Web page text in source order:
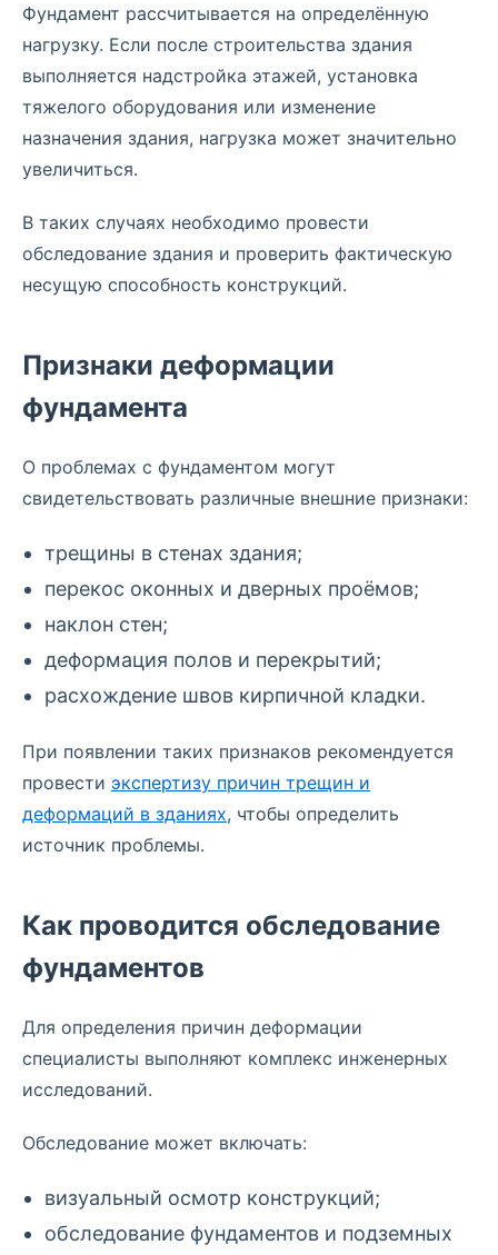
Фундамент рассчитывается на определённую
нагрузку. Если после строительства здания
выполняется надстройка этажей, установка
тяжелого оборудования или изменение
назначения здания, нагрузка может значительно
увеличиться.
В таких случаях необходимо провести
обследование здания и проверить фактическую
несущую способность конструкций.
Признаки деформации
фундамента
О проблемах с фундаментом могут
свидетельствовать различные внешние признаки:
трещины в стенах здания;
перекос оконных и дверных проёмов;
наклон стен;
деформация полов и перекрытий;
расхождение швов кирпичной кладки.
При появлении таких признаков рекомендуется
провести экспертизу причин трещин и
деформаций в зданиях, чтобы определить
источник проблемы.
Как проводится обследование
фундаментов
Для определения причин деформации
специалисты выполняют комплекс инженерных
исследований.
Обследование может включать:
визуальный осмотр конструкций;
обследование фундаментов и подземных